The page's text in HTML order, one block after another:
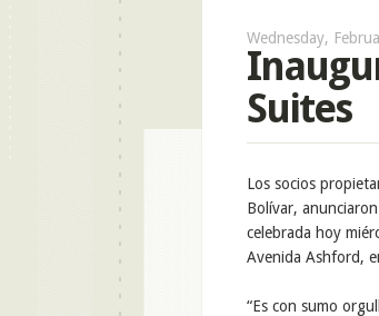
Wednesday,
Suites
Los socios
Bolívar,
celebrada hoy
Avenida Ashford,
“Es con sumo